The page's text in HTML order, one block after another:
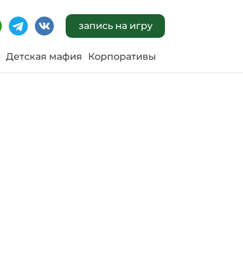
запись на игру
Детская мафия Корпоративы